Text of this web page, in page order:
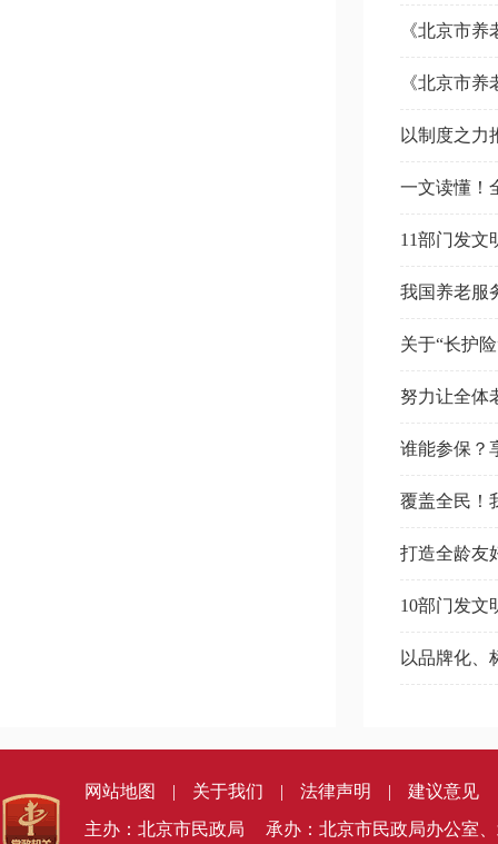
《北京市
《北京市
以制度之力
一文读懂！
11部门发文
我国养老服
关于“长护
努力让全体
谁能参保？
覆盖全民！
打造全龄友
10部门发文
以品牌化、
网站地图 | 关于我们 | 法律声明 |
建议意见
主办：北京市民政局
承办：北京市民政局办公室